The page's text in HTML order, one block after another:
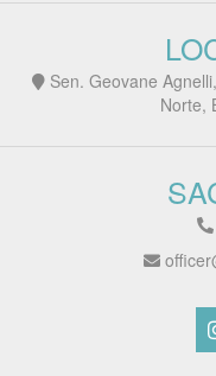
Sen. Geovane
Norte,